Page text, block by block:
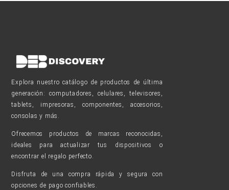
Explora nuestro catálogo de productos de última
generación: computadores, celulares, televisores,
tablets, impresoras, componentes, accesorios,
consolas y más.
Ofrecemos productos de marcas reconocidas,
ideales para actualizar tus dispositivos o
encontrar el regalo perfecto.
Disfruta de una compra rápida y segura con
opciones de pago confiables.